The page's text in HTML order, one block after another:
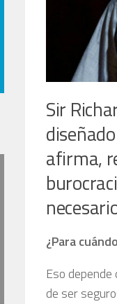
Sir
afirma,
¿Para
Eso
de ser